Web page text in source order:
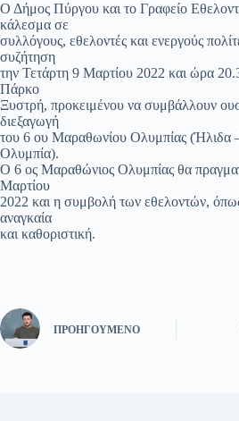
Ο Δήμος Πύργου και το Γραφείο
κάλεσμα σε
συλλόγους, εθελοντές και ενεργούς
συζήτηση
την Τετάρτη 9 Μαρτίου 2022 και ώρα
Πάρκο
Ξυστρή, προκειμένου να συμβάλλουν
διεξαγωγή
του 6 ου Μαραθωνίου Ολυμπίας (Ήλιδα
Ολυμπία).
Ο 6 ος Μαραθώνιος Ολυμπίας θα
Μαρτίου
2022 και η συμβολή των εθελοντών,
αναγκαία
και καθοριστική.
ΠΡΟΗΓΟΎΜΕΝΟ